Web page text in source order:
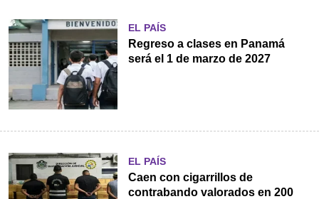
EL PAÍS
Regreso a clases en Panamá
será el 1 de marzo de 2027
EL PAÍS
Caen con cigarrillos de
contrabando valorados en 200